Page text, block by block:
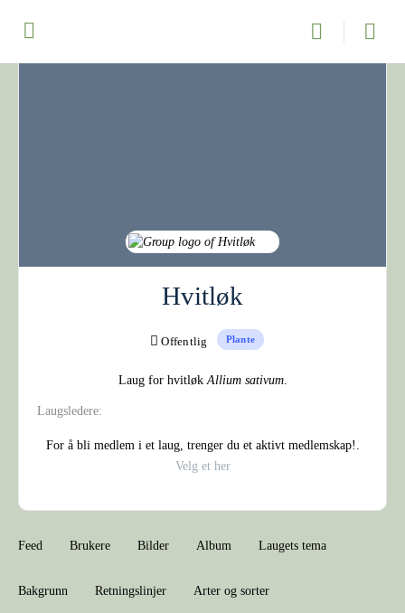
Hvitløk
Offentlig Plante
Laug for hvitløkAllium sativum.
Laugsledere:
For å bli medlem i et laug, trenger du et aktivt medlemskap!.
Velg et her
Feed Brukere Bilder Album Laugets tema
Bakgrunn Retningslinjer Arter og sorter